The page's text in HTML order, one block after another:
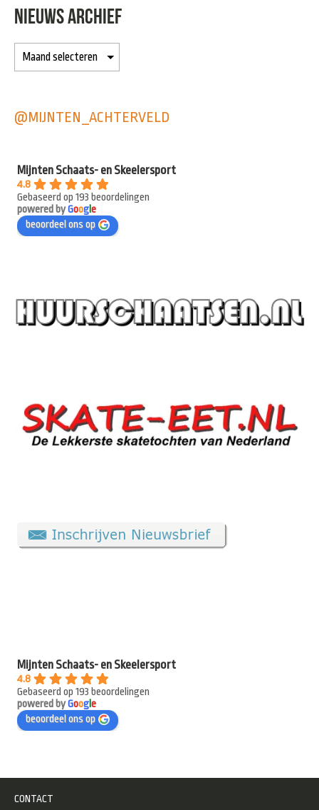
NIEUWS ARCHIEF
@MIJNTEN_ACHTERVELD
Mijnten Schaats- en Skeelersport
4.8
Gebaseerd op 193 beoordelingen
powered byGooge
beoordeel ons op
Mijnten Schaats- en Skeelersport
4.8
Gebaseerd op 193 beoordelingen
powered byGooge
beoordeel ons op
CONTACT